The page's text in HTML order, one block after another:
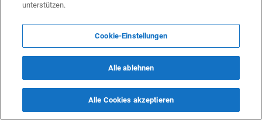
Folgen Sie uns auf Twitter
unterstützen.
Cookie-Einstellungen
Alle ablehnen
Alle Cookies akzeptieren